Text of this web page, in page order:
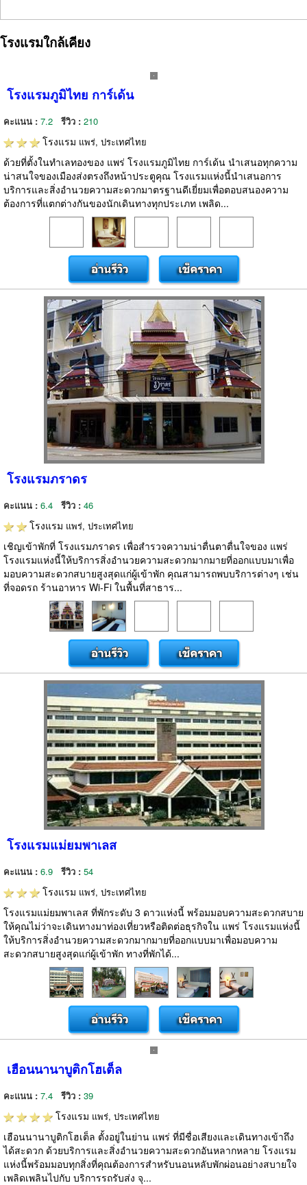
โรงแรมใกล้เคียง
โรงแรมภูมิไทย การ์เด้น
คะแนน : 7.2 รีวิว : 210
โรงแรม แพร่, ประเทศไทย
ด้วยที่ตั้งในทำเลทองของ แพร่ โรงแรมภูมิไทย การ์เด้น นำเสนอทุกความ
น่าสนใจของเมืองส่งตรงถึงหน้าประตูคุณ โรงแรมแห่งนี้นำเสนอการ
บริการและสิ่งอำนวยความสะดวกมาตรฐานดีเยี่ยมเพื่อตอบสนองความ
ต้องการที่แตกต่างกันของนักเดินทางทุกประเภท เพลิด...
โรงแรมภราดร
คะแนน : 6.4 รีวิว : 46
โรงแรม แพร่, ประเทศไทย
เชิญเข้าพักที่ โรงแรมภราดร เพื่อสำรวจความน่าตื่นตาตื่นใจของ แพร่
โรงแรมแห่งนี้ให้บริการสิ่งอำนวยความสะดวกมากมายที่ออกแบบมาเพื่อ
มอบความสะดวกสบายสูงสุดแก่ผู้เข้าพัก คุณสามารถพบบริการต่างๆ เช่น
ที่จอดรถ ร้านอาหาร Wi-Fi ในพื้นที่สาธาร...
โรงแรมแม่ยมพาเลส
คะแนน : 6.9 รีวิว : 54
โรงแรม แพร่, ประเทศไทย
โรงแรมแม่ยมพาเลส ที่พักระดับ 3 ดาวแห่งนี้ พร้อมมอบความสะดวกสบาย
ให้คุณไม่ว่าจะเดินทางมาท่องเที่ยวหรือติดต่อธุรกิจใน แพร่ โรงแรมแห่งนี้
ให้บริการสิ่งอำนวยความสะดวกมากมายที่ออกแบบมาเพื่อมอบความ
สะดวกสบายสูงสุดแก่ผู้เข้าพัก ทางที่พักได้...
เฮือนนานาบูติกโฮเต็ล
คะแนน : 7.4 รีวิว : 39
โรงแรม แพร่, ประเทศไทย
เฮือนนานาบูติกโฮเต็ล ตั้งอยู่ในย่าน แพร่ ที่มีชื่อเสียงและเดินทางเข้าถึง
ได้สะดวก ด้วยบริการและสิ่งอำนวยความสะดวกอันหลากหลาย โรงแรม
แห่งนี้พร้อมมอบทุกสิ่งที่คุณต้องการสำหรับนอนหลับพักผ่อนอย่างสบายใจ
เพลิดเพลินไปกับ บริการรถรับส่ง จุ...